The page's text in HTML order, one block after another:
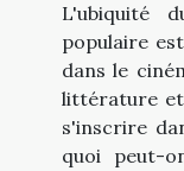
L'ubiquité
populaire
dans le
littérature
s'inscrire
quoi peut-